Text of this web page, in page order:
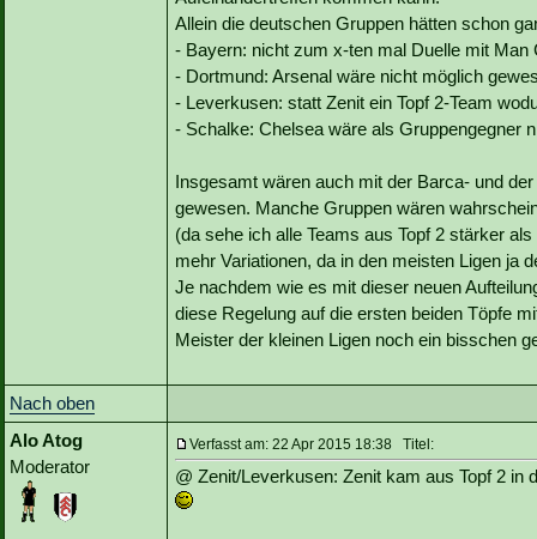
Allein die deutschen Gruppen hätten schon
- Bayern: nicht zum x-ten mal Duelle mit
- Dortmund: Arsenal wäre nicht möglich
- Leverkusen: statt Zenit ein Topf 2-Team
- Schalke: Chelsea wäre als Gruppengegner
Insgesamt wären auch mit der Barca- und
gewesen. Manche Gruppen wären
(da sehe ich alle Teams aus Topf 2 stärker
mehr Variationen, da in den meisten Ligen ja
Je nachdem wie es mit dieser neuen
diese Regelung auf die ersten beiden Töpfe
Meister der kleinen Ligen noch ein bisschen
Nach oben
Alo Atog
Moderator
Verfasst am: 22 Apr 2015 18:38 Titel:
@ Zenit/Leverkusen: Zenit kam aus Topf 2 in